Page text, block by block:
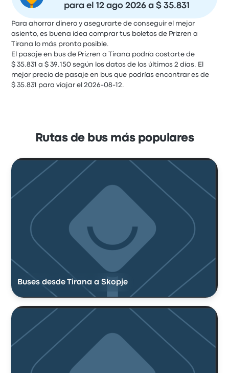
para el 12 ago 2026 a $ 35.831
Para ahorrar dinero y asegurarte de conseguir el mejor
asiento, es buena idea comprar tus boletos de Prizren a
Tirana lo más pronto posible.
El pasaje en bus de Prizren a Tirana podría costarte de
$ 35.831 a $ 39.150 según los datos de los últimos 2 días. El
mejor precio de pasaje en bus que podrías encontrar es de
$ 35.831 para viajar el 2026-08-12.
Rutas de bus más populares
Buses desde Tirana a Skopje